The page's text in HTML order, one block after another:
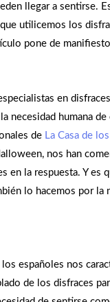
llegar a sentirse.
utilicemos los
pone de
en
necesidad humana
de La Casa de
nos han
en la respuesta. Y es
lo hacemos por
españoles nos
de los disfraces